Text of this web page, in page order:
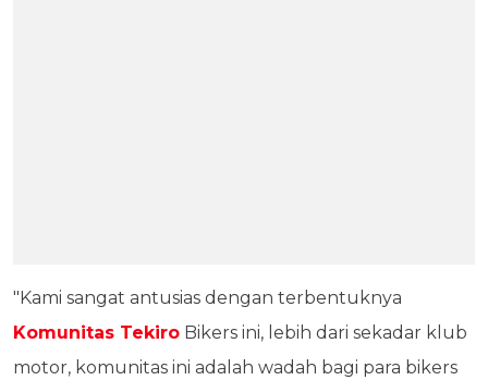
"Kami sangat antusias dengan terbentuknya
Komunitas Tekiro Bikers ini, lebih dari sekadar klub
motor, komunitas ini adalah wadah bagi para bikers